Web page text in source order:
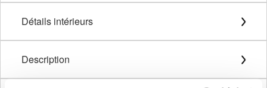
Détails intérieurs
Description